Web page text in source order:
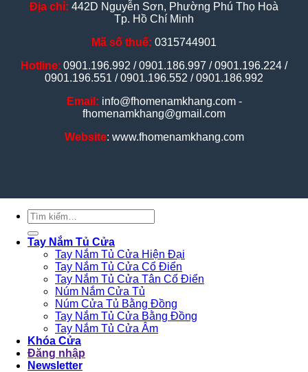
Địa chỉ: 442D Nguyễn Sơn, Phường Phú Thọ Hoà
Tp. Hồ Chí Minh
Mã số thuế: 0315744901
Hotline: 0901.196.992 / 0901.186.997 / 0901.196.224 /
0901.196.551 / 0901.196.552 / 0901.186.992
Email: info@fhomenamkhang.com -
fhomenamkhang@gmail.com
Website: www.fhomenamkhang.com
Tìm
kiếm:
Tay Nắm Tủ Cửa
Tay Nắm Tủ Cửa Hiện Đại
Tay Nắm Tủ Cửa Cổ Điển
Tay Nắm Tủ Cửa Tân Cổ Điển
Núm Nắm Cửa Tủ
Núm Cửa Tủ Bằng Đồng
Tay Nắm Tủ Cửa Bằng Đồng
Tay Nắm Tủ Cửa Âm
Khóa Cửa
Đăng nhập
Newsletter